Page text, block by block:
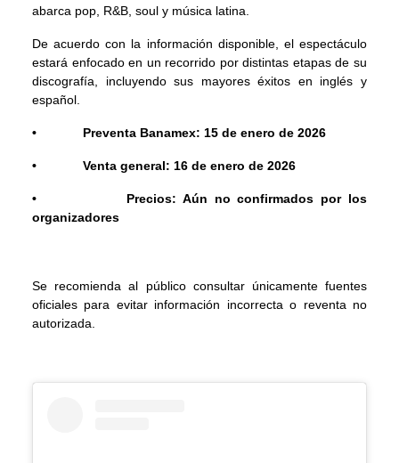
abarca pop, R&B, soul y música latina.
De acuerdo con la información disponible, el espectáculo
estará enfocado en un recorrido por distintas etapas de su
discografía, incluyendo sus mayores éxitos en inglés y
español.
• Preventa Banamex: 15 de enero de 2026
• Venta general: 16 de enero de 2026
• Precios: Aún no confirmados por los
organizadores
Se recomienda al público consultar únicamente fuentes
oficiales para evitar información incorrecta o reventa no
autorizada.